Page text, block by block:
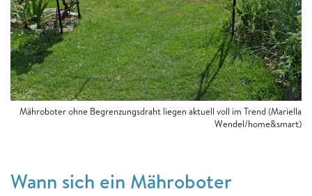
Mähroboter ohne Begrenzungsdraht liegen aktuell voll im Trend (Mariella
Wendel/home&smart)
Wann sich ein Mähroboter